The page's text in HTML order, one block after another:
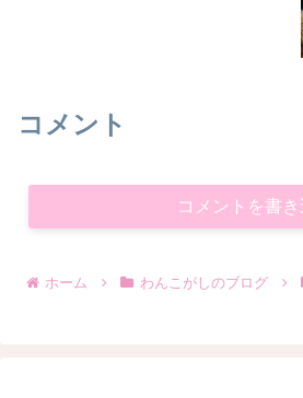
コメント
コメントを書
ホーム わんこがしのブログ